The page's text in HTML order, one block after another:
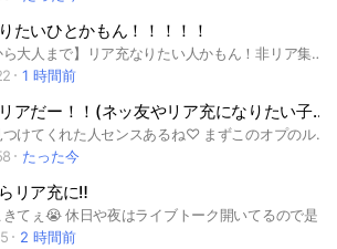
たいひとかもん！！！！！
【中学生から大人まで】リア充なりたい人かもん！非リア集合‼️ 管理人のみゆだよ！！！（中3です！） ここはリア充になりたい人が集まって雑談とかライトとかいろいろするオプだよ！！！いっぱいはなしてリア充なろー🫶🏻🫶🏻 相談もおけ！なんでも聞くよん😉 暇な人友達がほしい人もかもん！コミュ障でも大丈夫！！みんなではなそーーーー😆💕 注意⚠️ 即抜け暴言過激な下ネタなど迷惑行為禁止‼️出会い癖もだめ❌ 人がいやがることはだめ！ 自分自身の個人情報、写真（顔、場所とか）は⭕️ 禁止はしません！だけど、、自己管理でお願いします‼️ 他は好きに使ってくれてかまわないよ😙 #中学生 #高校生 #大人 #非リア #リア充なりたい #友達 #ネッ友 #暇 #暇人 #雑談
1 時間前
おれは非リアだー！！(ネッ友やリア充になりたい子大歓迎！)
このオプ見つけてくれた人センスあるね♡ まずこのオプのルール説明 ・荒らしはまじくんな ・出会い目的もゆるしません ・オプの人が不快になる言葉はさけてくれ ・下ネタ禁止ね？圧 ・即抜けはまじゆるさん ルールはこれくらいかな ひとつ忘れてた 人数が増えたらライトをたくさんしていきます！してなかったらおれにライトしろよ！っていってください #みんなでリア充なってオプもりあげていこう！！！🔥🔥🔥
たった今
リア充に‼️
2 時間前